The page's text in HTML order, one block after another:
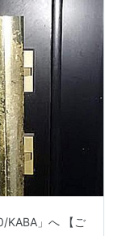
KABA」へ 【ご